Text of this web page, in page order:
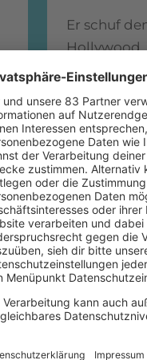
Er schuf
Hollywood,
Boys. Zum
Trevor
mehr lesen
IMAGO / Bernd